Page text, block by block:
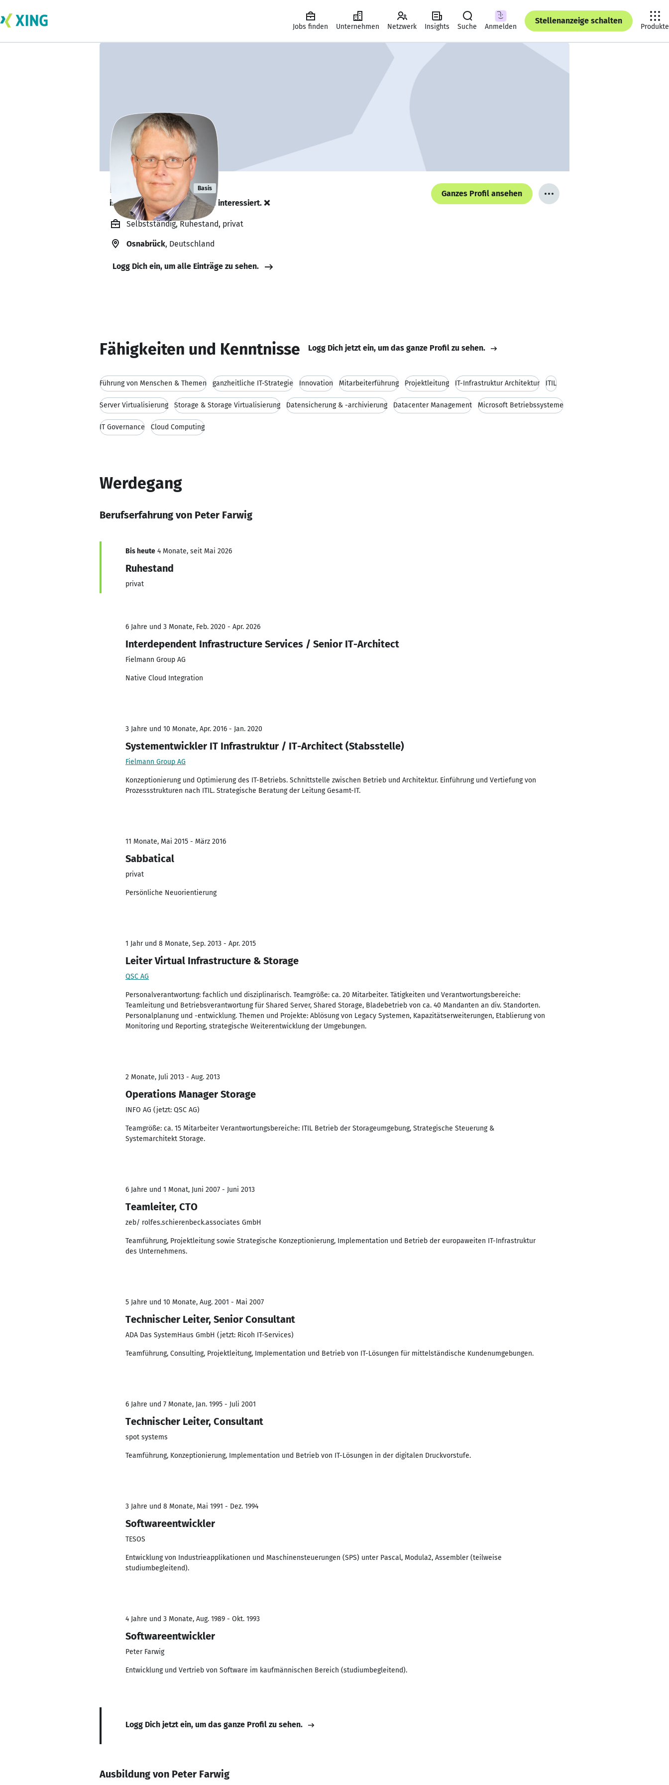
Jobs finden Unternehmen Netzwerk Insights Suche Anmelden
Stellenanzeige schalten
Produkte
Peter Farwig Basis
ist zurzeit nicht an Angeboten interessiert. ❌
Ganzes Profil ansehen
Selbstständig, Ruhestand, privat
Osnabrück, Deutschland
Logg Dich ein, um alle Einträge zu sehen.
Fähigkeiten und Kenntnisse Logg Dich jetzt ein, um das ganze Profil zu sehen.
Führung von Menschen & Themen ganzheitliche IT-Strategie Innovation Mitarbeiterführung Projektleitung IT-Infrastruktur Architektur ITIL
Server Virtualisierung Storage & Storage Virtualisierung Datensicherung & -archivierung Datacenter Management Microsoft Betriebssysteme
IT Governance Cloud Computing
Werdegang
Berufserfahrung von Peter Farwig
Bis heute 4 Monate, seit Mai 2026
Ruhestand
privat
6 Jahre und 3 Monate, Feb. 2020 - Apr. 2026
Interdependent Infrastructure Services / Senior IT-Architect
Fielmann Group AG
Native Cloud Integration
3 Jahre und 10 Monate, Apr. 2016 - Jan. 2020
Systementwickler IT Infrastruktur / IT-Architect (Stabsstelle)
Fielmann Group AG
Konzeptionierung und Optimierung des IT-Betriebs. Schnittstelle zwischen Betrieb und Architektur. Einführung und Vertiefung von
Prozessstrukturen nach ITIL. Strategische Beratung der Leitung Gesamt-IT.
11 Monate, Mai 2015 - März 2016
Sabbatical
privat
Persönliche Neuorientierung
1 Jahr und 8 Monate, Sep. 2013 - Apr. 2015
Leiter Virtual Infrastructure & Storage
QSC AG
Personalverantwortung: fachlich und disziplinarisch. Teamgröße: ca. 20 Mitarbeiter. Tätigkeiten und Verantwortungsbereiche:
Teamleitung und Betriebsverantwortung für Shared Server, Shared Storage, Bladebetrieb von ca. 40 Mandanten an div. Standorten.
Personalplanung und -entwicklung. Themen und Projekte: Ablösung von Legacy Systemen, Kapazitätserweiterungen, Etablierung von
Monitoring und Reporting, strategische Weiterentwicklung der Umgebungen.
2 Monate, Juli 2013 - Aug. 2013
Operations Manager Storage
INFO AG (jetzt: QSC AG)
Teamgröße: ca. 15 Mitarbeiter Verantwortungsbereiche: ITIL Betrieb der Storageumgebung, Strategische Steuerung &
Systemarchitekt Storage.
6 Jahre und 1 Monat, Juni 2007 - Juni 2013
Teamleiter, CTO
zeb/ rolfes.schierenbeck.associates GmbH
Teamführung, Projektleitung sowie Strategische Konzeptionierung, Implementation und Betrieb der europaweiten IT-Infrastruktur
des Unternehmens.
5 Jahre und 10 Monate, Aug. 2001 - Mai 2007
Technischer Leiter, Senior Consultant
ADA Das SystemHaus GmbH (jetzt: Ricoh IT-Services)
Teamführung, Consulting, Projektleitung, Implementation und Betrieb von IT-Lösungen für mittelständische Kundenumgebungen.
6 Jahre und 7 Monate, Jan. 1995 - Juli 2001
Technischer Leiter, Consultant
spot systems
Teamführung, Konzeptionierung, Implementation und Betrieb von IT-Lösungen in der digitalen Druckvorstufe.
3 Jahre und 8 Monate, Mai 1991 - Dez. 1994
Softwareentwickler
TESOS
Entwicklung von Industrieapplikationen und Maschinensteuerungen (SPS) unter Pascal, Modula2, Assembler (teilweise
studiumbegleitend).
4 Jahre und 3 Monate, Aug. 1989 - Okt. 1993
Softwareentwickler
Peter Farwig
Entwicklung und Vertrieb von Software im kaufmännischen Bereich (studiumbegleitend).
Logg Dich jetzt ein, um das ganze Profil zu sehen.
Ausbildung von Peter Farwig